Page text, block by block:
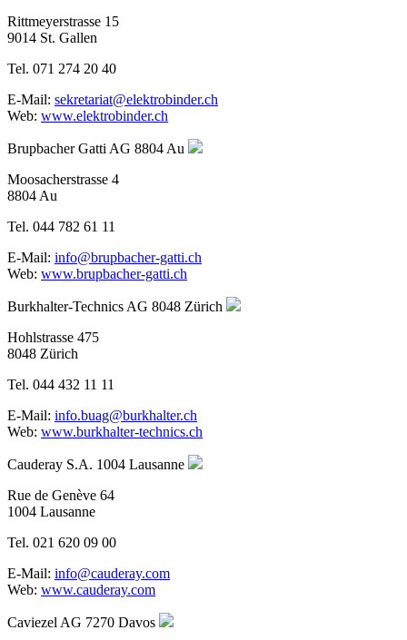
Rittmeyerstrasse 15
9014 St. Gallen
Tel. 071 274 20 40
E-Mail: sekretariat@elektrobinder.ch
Web: www.elektrobinder.ch
Brupbacher Gatti AG 8804 Au
Moosacherstrasse 4
8804 Au
Tel. 044 782 61 11
E-Mail: info@brupbacher-gatti.ch
Web: www.brupbacher-gatti.ch
Burkhalter-Technics AG 8048 Zürich
Hohlstrasse 475
8048 Zürich
Tel. 044 432 11 11
E-Mail: info.buag@burkhalter.ch
Web: www.burkhalter-technics.ch
Cauderay S.A. 1004 Lausanne
Rue de Genève 64
1004 Lausanne
Tel. 021 620 09 00
E-Mail: info@cauderay.com
Web: www.cauderay.com
Caviezel AG 7270 Davos